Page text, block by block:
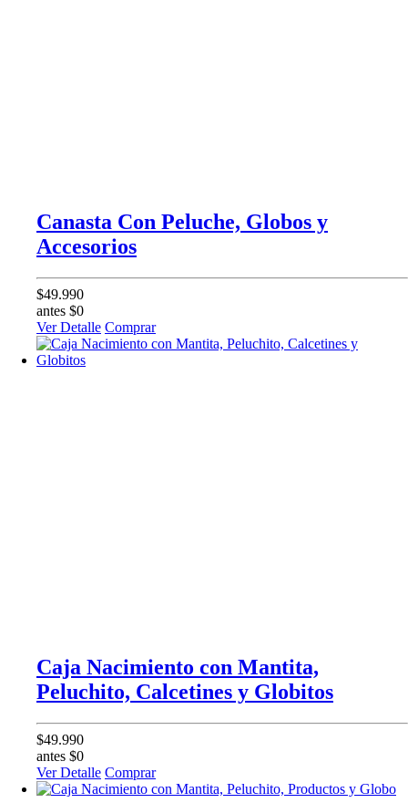
Canasta Con Peluche, Globos y
Accesorios
$49.990
antes $0
Ver Detalle Comprar
Caja Nacimiento con Mantita,
Peluchito, Calcetines y Globitos
$49.990
antes $0
Ver Detalle Comprar